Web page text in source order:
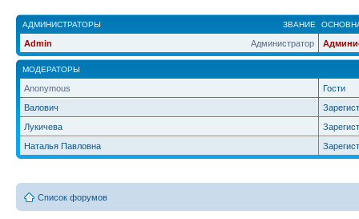
ЗВАНИЕ
АДМИНИСТРАТОРЫ
Администратор
Admin
МОДЕРАТОРЫ
Anonymous
Гости
Валович
Лукичева
Наталья Павловна
Список форумов